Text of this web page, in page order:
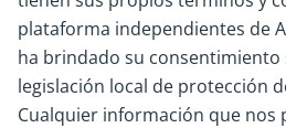
plataforma independientes de
ha brindado su consentimiento
legislación local de protección
Cualquier información que nos